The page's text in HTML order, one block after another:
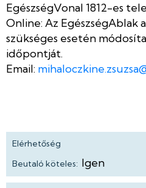
EgészségVonal 1812-es
Online: Az EgészségAblak
szükséges esetén
időpontját.
Email:
Elérhetőség
Beutaló köteles: Igen